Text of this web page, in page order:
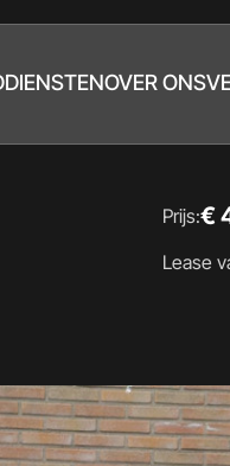
DIENSTENOVER ONS
Prijs:€
Lease